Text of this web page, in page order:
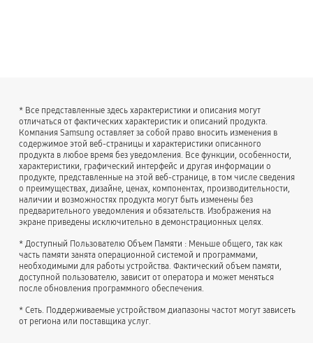
* Все представленные здесь характеристики и описания могут
отличаться от фактических характеристик и описаний продукта.
Компания Samsung оставляет за собой право вносить изменения в
содержимое этой веб-страницы и характеристики описанного
продукта в любое время без уведомления. Все функции, особенности,
характеристики, графический интерфейс и другая информации о
продукте, представленные на этой веб-странице, в том числе сведения
о преимуществах, дизайне, ценах, компонентах, производительности,
наличии и возможностях продукта могут быть изменены без
предварительного уведомления и обязательств. Изображения на
экране приведены исключительно в демонстрационных целях.
* Доступный Пользователю Объем Памяти : Меньше общего, так как
часть памяти занята операционной системой и программами,
необходимыми для работы устройства. Фактический объем памяти,
доступной пользователю, зависит от оператора и может меняться
после обновления программного обеспечения.
* Сеть. Поддерживаемые устройством диапазоны частот могут зависеть
от региона или поставщика услуг.